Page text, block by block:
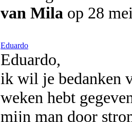
van Mila op 28
Eduardo
Eduardo,
ik wil je bedanken
weken hebt
mijn man door